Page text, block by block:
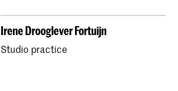
Irene Drooglever Fortuijn
Studio practice